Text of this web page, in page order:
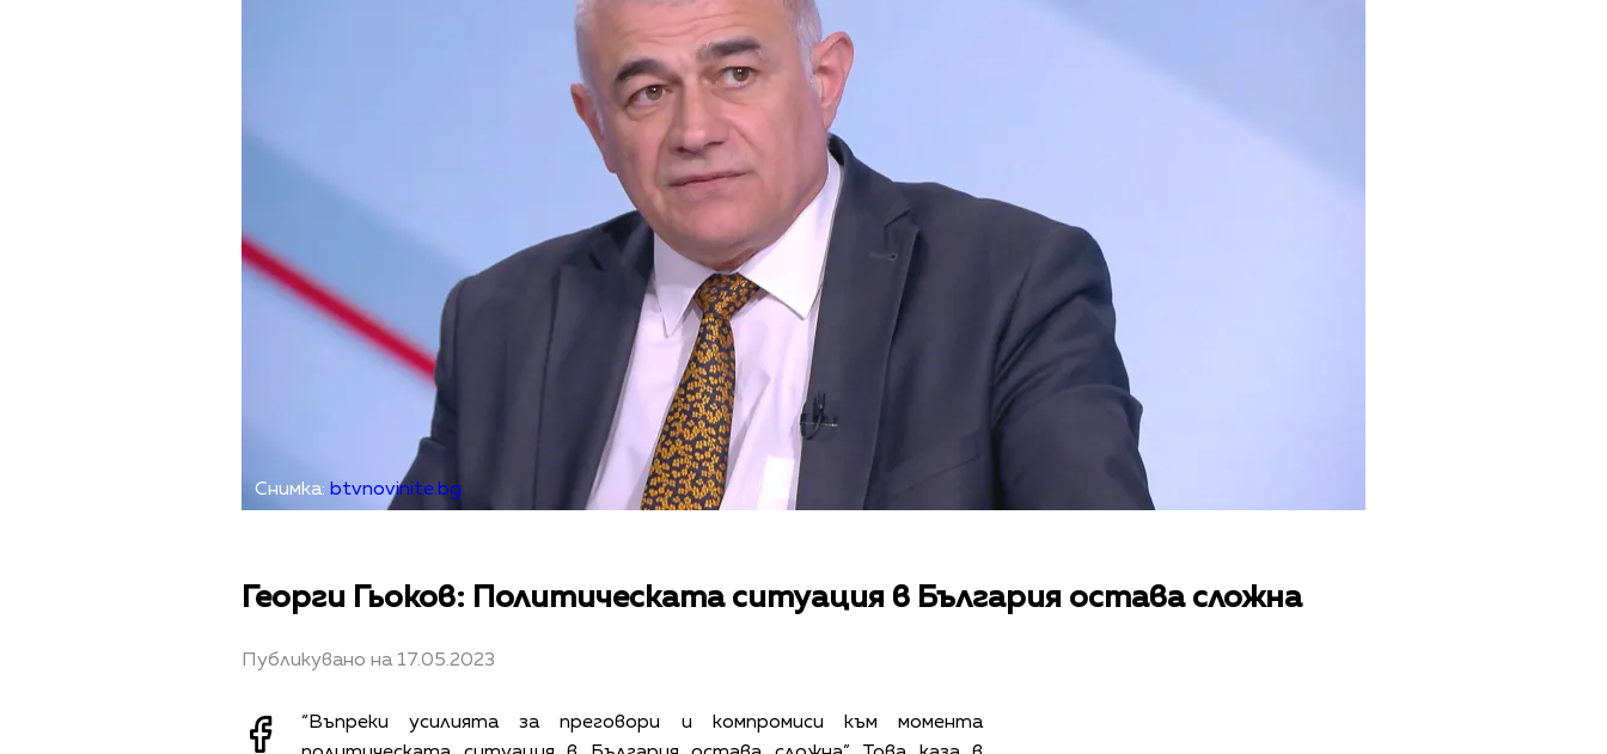
Снимка: btvnovinite.bg
Георги Гьоков: Политическата ситуация в България остава сложна
Публикувано на 17.05.2023
“Въпреки усилията за преговори и компромиси към момента